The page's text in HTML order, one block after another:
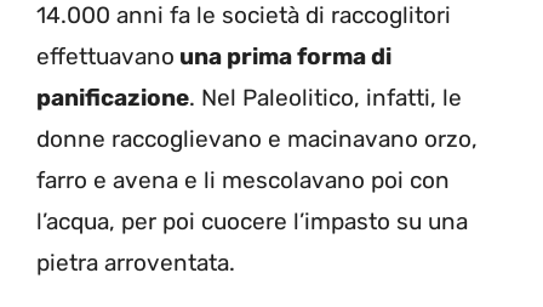
14.000 anni fa le società di raccoglitori
effettuavano una prima forma di
panificazione. Nel Paleolitico, infatti, le
donne raccoglievano e macinavano orzo,
farro e avena e li mescolavano poi con
l’acqua, per poi cuocere l’impasto su una
pietra arroventata.